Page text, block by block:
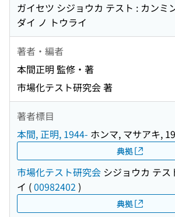
ガイセツ シジョウカ テスト : カンミ
ダイ ノ トウライ
著者・編者
本間正明 監修・著
市場化テスト研究会 著
著者標目
本間, 正明, 1944- ホンマ, マサアキ,
典拠
市場化テスト研究会 シジョウカ テス
イ (00982402 )
典拠